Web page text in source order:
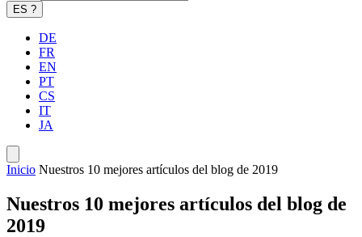
ES ?
DE
FR
EN
PT
CS
IT
JA
Inicio Nuestros 10 mejores artículos del blog de 2019
Nuestros 10 mejores artículos del blog de
2019